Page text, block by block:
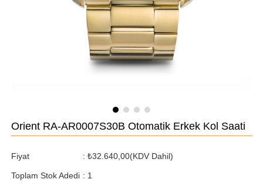
Orient RA-AR0007S30B Otomatik Erkek Kol Saati
Fiyat : ₺32.640,00(KDV Dahil)
Toplam Stok Adedi : 1